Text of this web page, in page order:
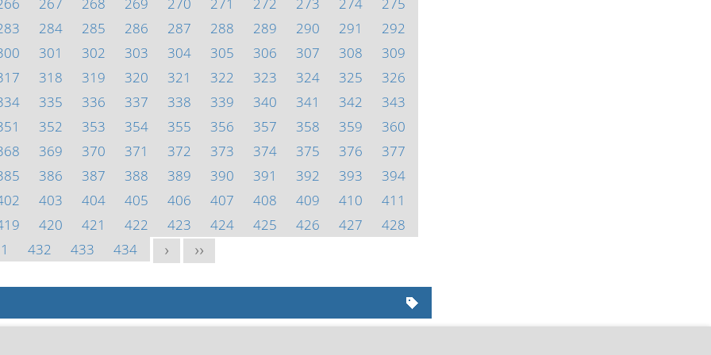
284 285 286 287 288 289 290 291
292
301 302 303 304 305 306 307 308
309
318 319 320 321 322 323 324 325
326
335 336 337 338 339 340 341 342
343
352 353 354 355 356 357 358 359
360
369 370 371 372 373 374 375 376
377
386 387 388 389 390 391 392 393
394
403 404 405 406 407 408 409 410
411
420 421 422 423 424 425 426 427
428
432 433 434 > >>